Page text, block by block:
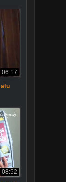
06:17
08:52